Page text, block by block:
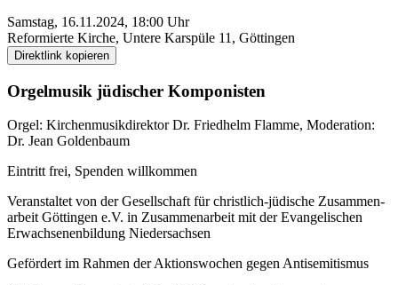
Samstag, 16.11.2024, 18:00 Uhr
Reformierte Kirche, Untere Karspüle 11, Göttingen
Direktlink kopieren
Orgelmusik jüdischer Komponisten
Orgel: Kirchenmusik­direktor Dr. Fried­helm Flamme, Moderation:
Dr. Jean Golden­baum
Eintritt frei, Spenden will­kommen
Veranstaltet von der Gesellschaft für christlich-jüdische Zusammen­
arbeit Göttingen e.V. in Zusammen­arbeit mit der Evange­lischen
Erwachsenen­bildung Nieder­sachsen
Gefördert im Rahmen der Aktions­wochen gegen Anti­semitismus